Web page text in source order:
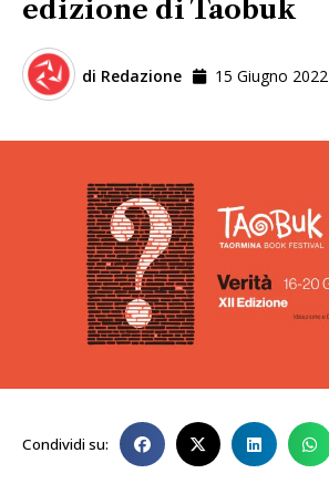
edizione di Taobuk
di Redazione 15 Giugno 2022
Condividi su: